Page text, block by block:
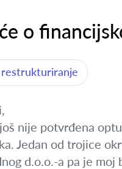
o
nije potvrđena
Jedan od trojice
d.o.o.-a pa je